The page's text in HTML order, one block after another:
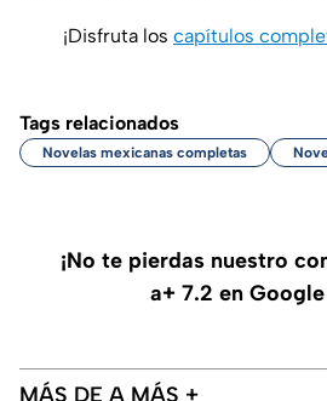
¡Disfruta los capítulos
Tags relacionados
Novelas mexicanas completas
¡No te pierdas nuestro
a+ 7.2 en
MÁS DE A MÁS +